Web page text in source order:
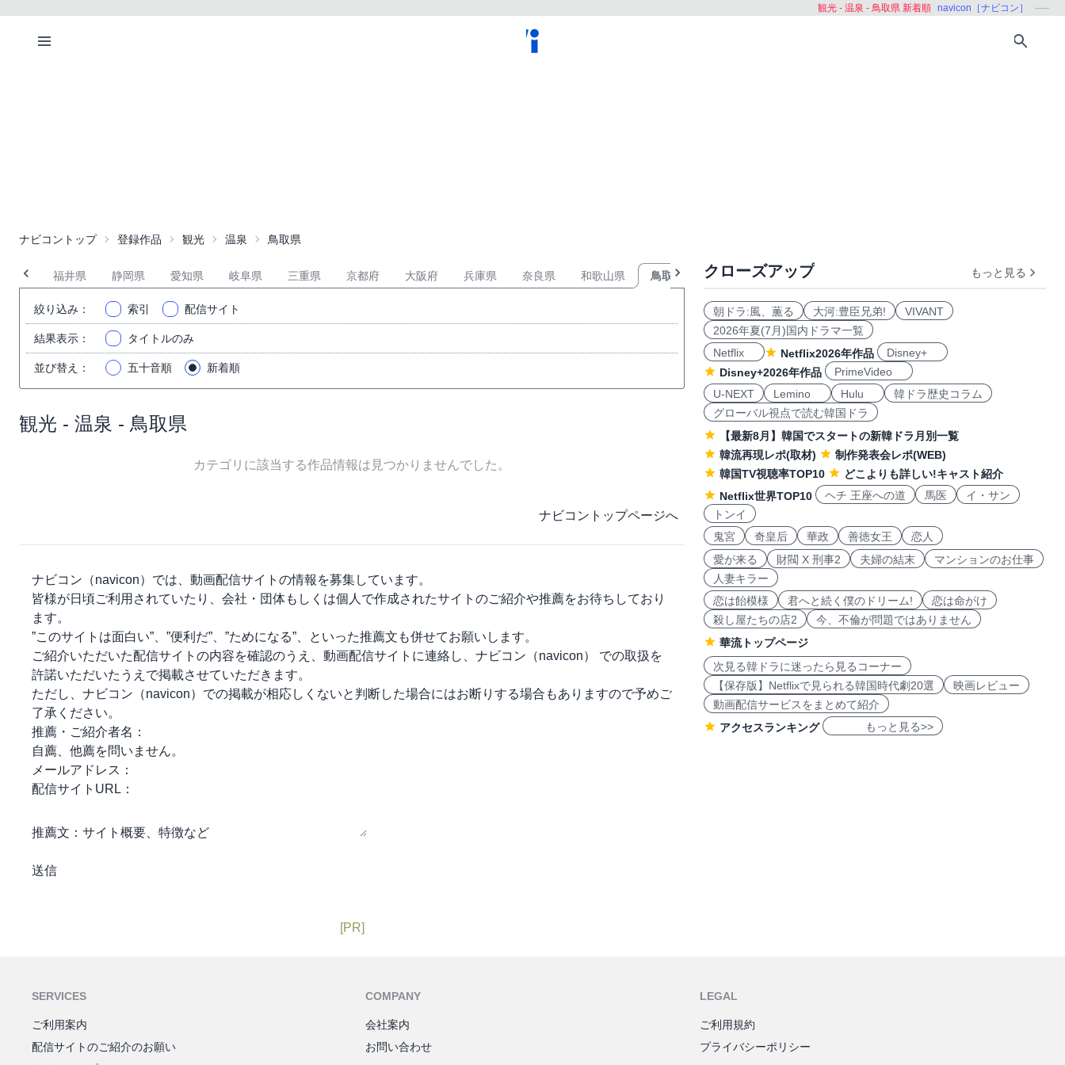
観光 - 温泉 - 鳥取県 新着順 navicon［ナビコン］
ナビコントップ 登録作品 観光 温泉 鳥取県
川県 福井県 静岡県 愛知県 岐阜県 三重県 京都府 大阪府 兵庫県 奈良県 和歌山県 鳥取県 島根県 岡山県 徳島県 香川県
絞り込み ： 索引 配信サイト
結果表示 ： タイトルのみ
並び替え ： 五十音順 新着順
観光 - 温泉 - 鳥取県
カテゴリに該当する作品情報は見つかりませんでした。
ナビコントップページへ
ナビコン（navicon） では、動画配信サイトの情報を募集しています。
皆様が日頃ご利用されていたり、会社・団体もしくは個人で作成されたサイトのご紹介や推薦をお待ちしており
ます。
”このサイトは面白い”、”便利だ”、”ためになる”、といった推薦文も併せてお願いします。
ご紹介いただいた配信サイトの内容を確認のうえ、動画配信サイトに連絡し、 ナビコン（navicon）
での取扱を
許諾いただいたうえで掲載させていただきます。
ただし、 ナビコン（navicon） での掲載が相応しくないと判断した場合にはお断りする場合もありますので予めご
了承ください。
推薦・ご紹介者名：
自薦、他薦を問いません。
メールアドレス：
配信サイトURL：
推薦文： サイト概要、特徴など
[PR]
クローズアップ もっと見る
朝ドラ:風、薫る 大河:豊臣兄弟!
VIVANT
2026年夏(7月)国内ドラマ一覧
Netflix
Netflix2026年作品
Disney+
Disney+2026年作品
PrimeVideo
U-NEXT
Lemino Hulu
韓ドラ歴史コラム
グローバル視点で読む韓国ドラ
【最新8月】韓国でスタートの新韓ドラ月別一覧
韓流再現レポ(取材)
制作発表会レポ(WEB)
韓国TV視聴率TOP10
どこよりも詳しい!キャスト紹介
Netflix世界TOP10
ヘチ 王座への道 馬医
イ・サン
トンイ
鬼宮
奇皇后 華政 善徳女王
恋人
愛が来る
財閥 X 刑事2 夫婦の結末
マンションのお仕事
人妻キラー
恋は飴模様
君へと続く僕のドリーム!
恋は命がけ
殺し屋たちの店2
今、不倫が問題ではありません
華流トップページ
次見る韓ドラに迷ったら見るコーナー
【保存版】Netflixで見られる韓国時代劇20選
映画レビュー
動画配信サービスをまとめて紹介
アクセスランキング
もっと見る>>
SERVICES
ご利用案内
配信サイトのご紹介のお願い
COMPANY
会社案内
お問い合わせ
LEGAL
ご利用規約
プライバシーポリシー